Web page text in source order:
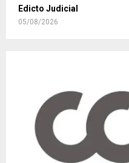
Edicto Judicial
05/08/2026